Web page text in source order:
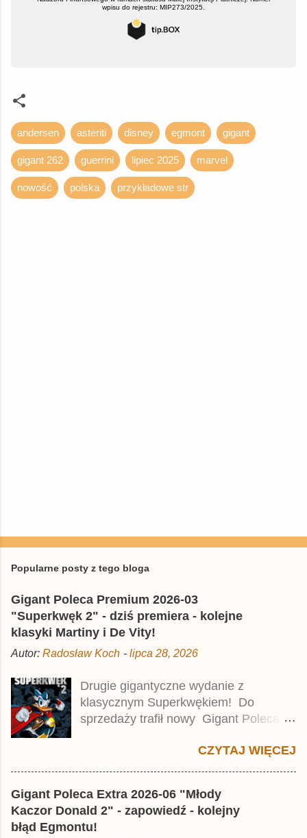
andersen asteriti disney egmont gigant
gigant 262 guerrini lipiec 2025 marvel
nowość polska przykładowe str
Popularne posty z tego bloga
Gigant Poleca Premium 2026-03
"Superkwęk 2" - dziś premiera - kolejne
klasyki Martiny i De Vity!
Autor: Radosław Koch - lipca 28, 2026
Drugie gigantyczne wydanie z
klasycznym Superkwękiem! Do
sprzedaży trafił nowy Gigant Poleca
Jest to kolejny 624-stronicowy tom z
wynosi 49,99 zł i zamówicie go także z
rabatem na Egmont.pl . Za przekład
odpowiadał Jacek Drewnowski.
CZYTAJ WIĘCEJ
Gigant Poleca Extra 2026-06 "Młody
Kaczor Donald 2" - zapowiedź - kolejny
błąd Egmontu!